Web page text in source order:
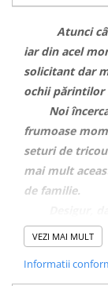
Atunci
iar din acel
solicitant dar
ochii părintilor
Noi
frumoase
seturi de
mai mult
de familie.
alte animații
WhatsApp, iar
VEZI MAI MULT
Informatii